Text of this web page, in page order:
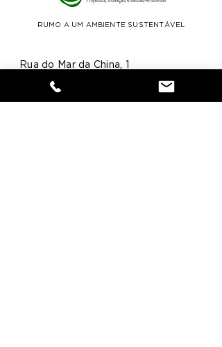
RUMO A UM AMBIENTE SUSTENTÁVEL
Rua do Mar da China, 1
Escritório 2.4